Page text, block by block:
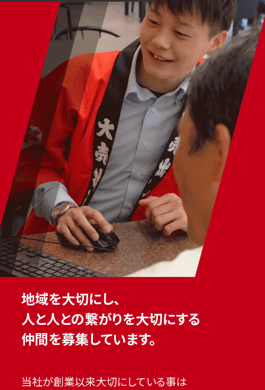
地域を大切にし、
人と人との繋がりを大切にする
仲間を募集しています。
当社が創業以来大切にしている事は